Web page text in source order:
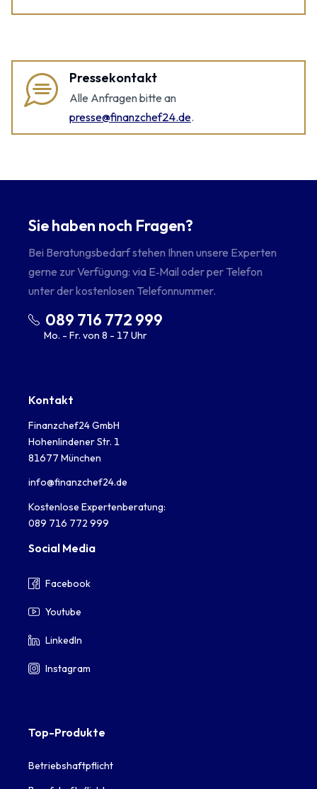
Pressekontakt
Alle Anfragen bitte an
presse@finanzchef24.de.
Sie haben noch Fragen?
Bei Beratungsbedarf stehen Ihnen unsere Experten
gerne zur Verfügung: via E‑Mail oder per Telefon
unter der kostenlosen Telefonnummer.
089 716 772 999
Mo. - Fr. von 8 - 17 Uhr
Kontakt
Finanzchef24 GmbH
Hohenlindener Str. 1
81677 München
info@finanzchef24.de
Kostenlose Expertenberatung:
089 716 772 999
Social Media
Facebook
Youtube
LinkedIn
Instagram
Top-Produkte
Betriebshaftpflicht